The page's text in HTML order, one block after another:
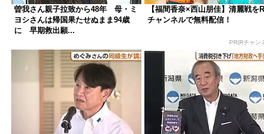
曽我さん親子拉致から48年 母・ミ
ヨシさんは帰国果たせぬまま94歳
に 早期救出願...
【福間香奈×西山朋佳】清麗戦をR
チャンネルで無料配信！
PR(Rチャン